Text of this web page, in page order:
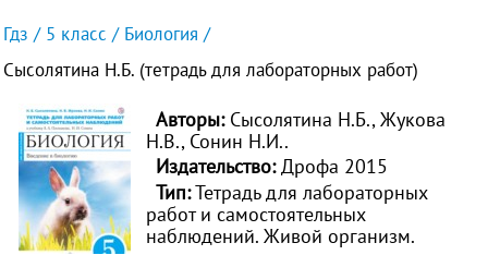
Гдз 5 класс
Биология
Сысолятина Н.Б. (тетрадь для лабораторных работ)
Авторы: Сысолятина Н.Б., Жукова
Н.В., Сонин Н.И..
Издательство:Дрофа 2015
Тип:Тетрадь для лабораторных
работ и самостоятельных
наблюдений. Живой организм.